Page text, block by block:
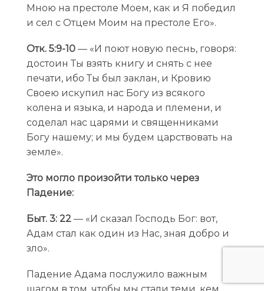
Мною на престоле Моем, как и Я победил
и сел с Отцем Моим на престоле Его».
Отк. 5:9-10— «И поют новую песнь, говоря:
достоин Ты взять книгу и снять с нее
печати, ибо Ты был заклан, и Кровию
Своею искупил нас Богу из всякого
колена и языка, и народа и племени, и
соделал нас царями и священниками
Богу нашему; и мы будем царствовать на
земле».
Это могло произойти только через
Падение:
Быт. 3: 22— «И сказал Господь Бог: вот,
Адам стал как один из Нас, зная добро и
зло».
Падение Адама послужило важным